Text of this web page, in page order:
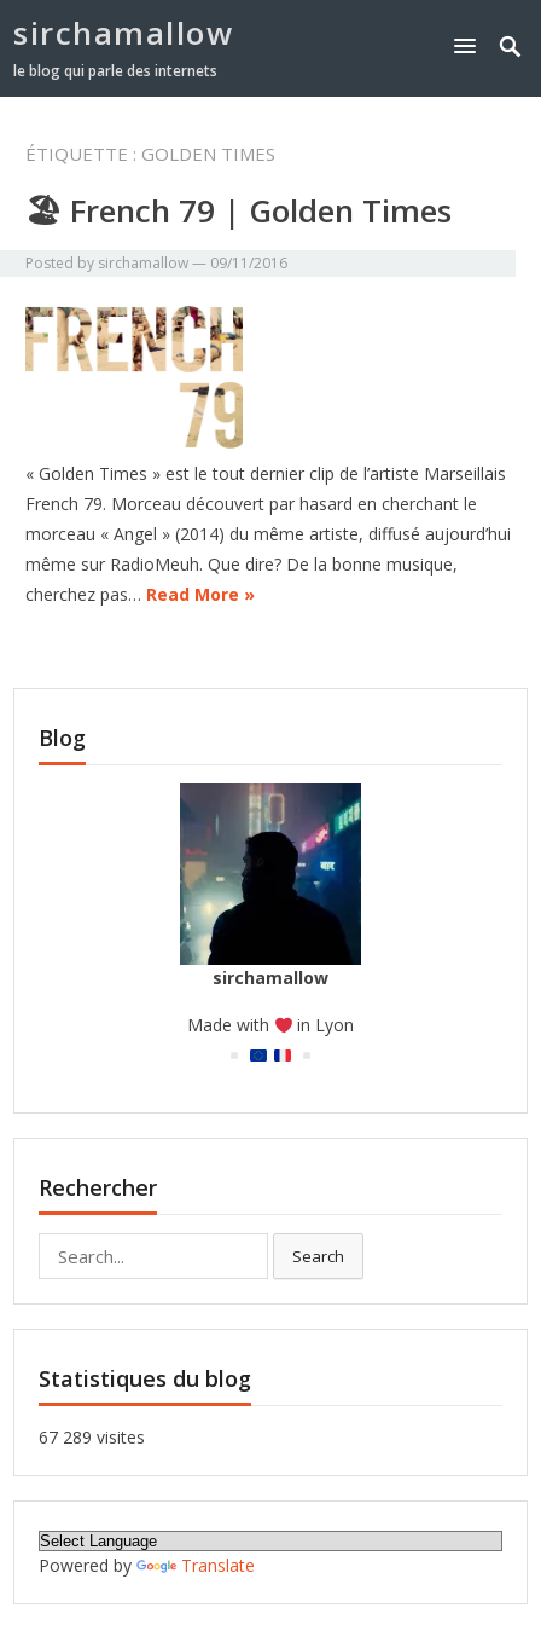
sirchamallow
le blog qui parle des internets
ÉTIQUETTE : GOLDEN TIMES
🏖 French 79 | Golden Times
Posted by sirchamallow— 09/11/2016
« Golden Times » est le tout dernier clip de l’artiste Marseillais
French 79. Morceau découvert par hasard en cherchant le
morceau « Angel » (2014) du même artiste, diffusé aujourd’hui
même sur RadioMeuh. Que dire? De la bonne musique,
cherchez pas… Read More »
Blog
sirchamallow
Made with in Lyon
Rechercher
Search
Statistiques du blog
67 289 visites
Powered by Translate